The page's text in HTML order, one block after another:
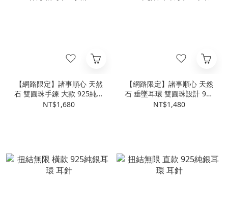
【網路限定】諸事順心 天然
石 雙圓珠手鍊 大款 925純銀
手鍊 女生手鍊
NT$1,680
【網路限定】諸事順心 天然
石 垂墜耳環 雙圓珠設計 925
純銀耳環 女生耳環
NT$1,480